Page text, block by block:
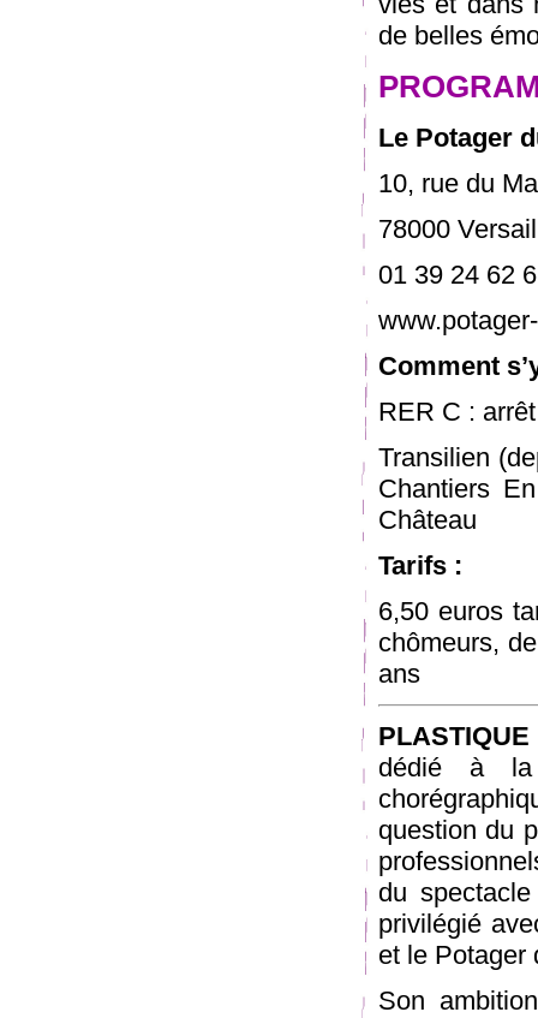
de belles
Le Potager
10, rue du
78000
01 39 24 62
Comment
RER C :
Transilien
Chantiers
Château
Tarifs :
6,50 euros
chômeurs,
ans
dédié à la
question du
du
privilégié
et le Potager
Son